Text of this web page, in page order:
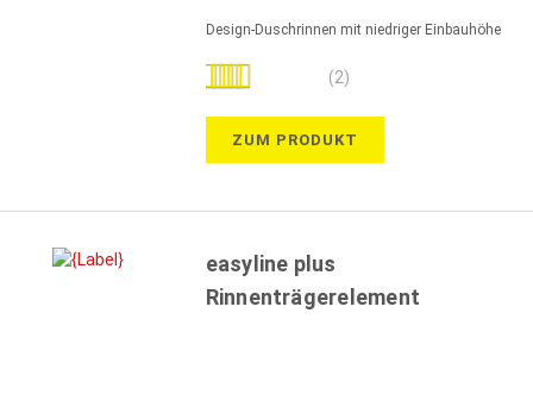
Design-Duschrinnen mit niedriger Einbauhöhe
Bewertung: (2)
ZUM PRODUKT
easyline plus
Rinnenträgerelement